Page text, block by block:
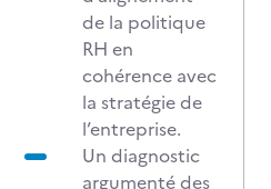
de la politique
RH en
cohérence avec
la stratégie de
l’entreprise.
Un diagnostic
argumenté des